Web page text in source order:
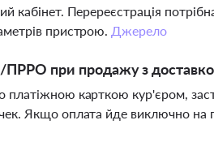
кабінет. Перереєстрація
пристрою. Джерело
ПРРО при продажу з
платіжною карткою кур'єром,
Якщо оплата йде виключно